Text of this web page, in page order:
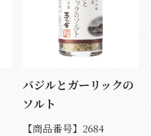
バジルとガーリックの
ソルト
【商品番号】 2684